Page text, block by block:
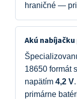
hraničné —
Akú
18650 formát s
napätím 4,2 V
primárne